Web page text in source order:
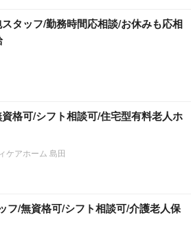
タッフ/勤務時間応相談/お休みも応相
資格可/シフト相談可/住宅型有料老人ホ
ケアホーム 島田
フ/無資格可/シフト相談可/介護老人保